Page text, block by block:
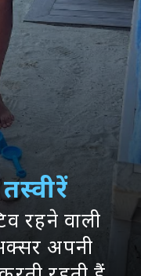
रहने वाली
अपनी